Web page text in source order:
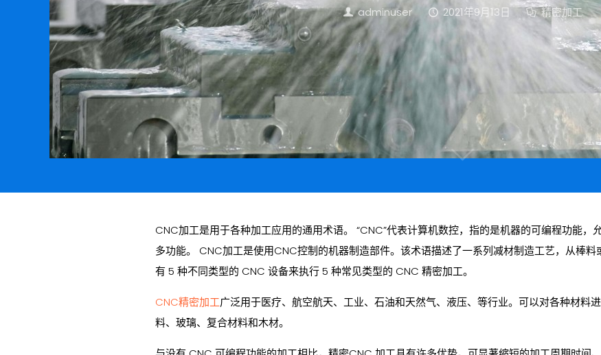
adminuser 2021年9月13日 精密加工
CNC加工是用于各种加工应用的通用术语。 “CNC”代表计算机数控，指的是机器的可编程功能，
多功能。 CNC加工是使用CNC控制的机器制造部件。该术语描述了一系列减材制造工艺，从棒料
有 5 种不同类型的 CNC 设备来执行 5 种常见类型的 CNC 精密加工。
CNC精密加工广泛用于医疗、航空航天、工业、石油和天然气、液压、等行业。可以对各种材料
料、玻璃、复合材料和木材。